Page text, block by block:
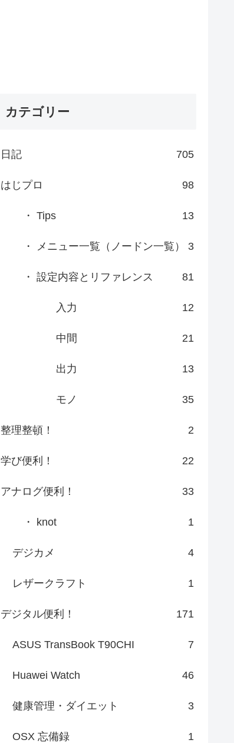
カテゴリー
日記 705
はじプロ 98
・ Tips 13
・ メニュー一覧（ノードン一覧） 3
・ 設定内容とリファレンス 81
入力 12
中間 21
出力 13
モノ 35
整理整頓！ 2
学び便利！ 22
アナログ便利！ 33
・ knot 1
デジカメ 4
レザークラフト 1
デジタル便利！ 171
ASUS TransBook T90CHI 7
Huawei Watch 46
健康管理・ダイエット 3
OSX 忘備録 1